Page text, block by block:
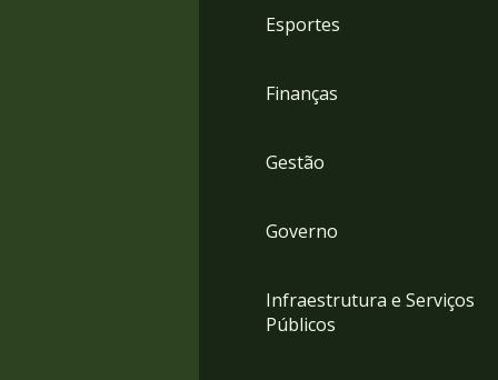
Esportes
Finanças
Gestão
Governo
Infraestrutura e Serviços
Públicos